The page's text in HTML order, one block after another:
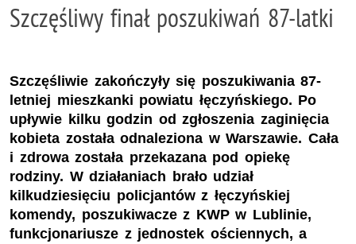
Szczęśliwy finał poszukiwań 87-latki
Szczęśliwie zakończyły się poszukiwania 87-
letniej mieszkanki powiatu łęczyńskiego. Po
upływie kilku godzin od zgłoszenia zaginięcia
kobieta została odnaleziona w Warszawie. Cała
i zdrowa została przekazana pod opiekę
rodziny. W działaniach brało udział
kilkudziesięciu policjantów z łęczyńskiej
komendy, poszukiwacze z KWP w Lublinie,
funkcjonariusze z jednostek ościennych, a